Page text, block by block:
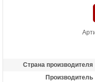
Страна производителя
Производитель